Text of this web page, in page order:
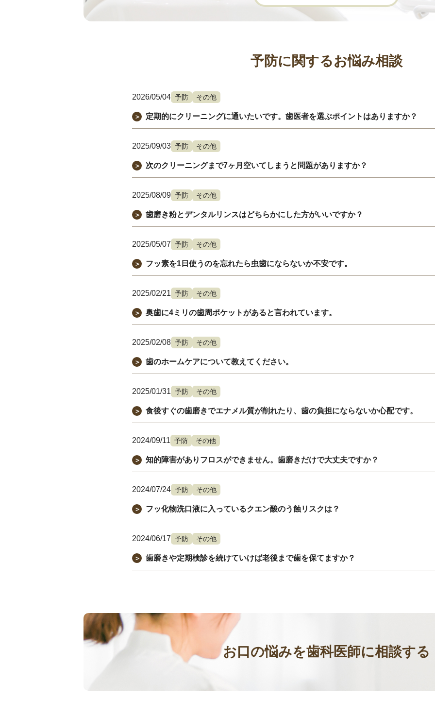
予防に関するお悩み相談
2026/05/04 予防 その他
＞ 定期的にクリーニングに通いたいです。歯医者を選ぶポイントはありますか？
2025/09/03 予防 その他
＞ 次のクリーニングまで7ヶ月空いてしまうと問題がありますか？
2025/08/09 予防 その他
＞ 歯磨き粉とデンタルリンスはどちらかにした方がいいですか？
2025/05/07 予防 その他
＞ フッ素を1日使うのを忘れたら虫歯にならないか不安です。
2025/02/21 予防 その他
＞ 奥歯に4ミリの歯周ポケットがあると言われています。
2025/02/08 予防 その他
＞ 歯のホームケアについて教えてください。
2025/01/31 予防 その他
＞ 食後すぐの歯磨きでエナメル質が削れたり、歯の負担にならないか心配です。
2024/09/11 予防 その他
＞ 知的障害がありフロスができません。歯磨きだけで大丈夫ですか？
2024/07/24 予防 その他
＞ フッ化物洗口液に入っているクエン酸のう蝕リスクは？
2024/06/17 予防 その他
＞ 歯磨きや定期検診を続けていけば老後まで歯を保てますか？
お口の悩みを歯科医師に相談する